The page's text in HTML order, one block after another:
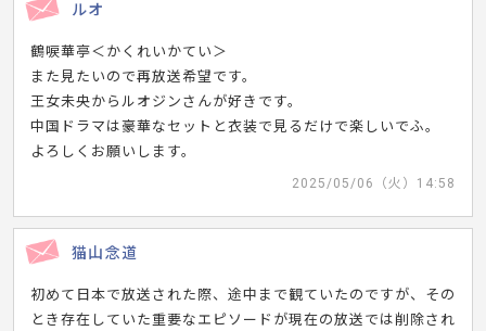
ルオ
鶴唳華亭＜かくれいかてい＞
また見たいので再放送希望です。
王女未央からルオジンさんが好きです。
中国ドラマは豪華なセットと衣装で見るだけで楽しいでふ。
よろしくお願いします。
2025/05/06（火）14:58
猫山念道
初めて日本で放送された際、途中まで観ていたのですが、その
とき存在していた重要なエピソードが現在の放送では削除され